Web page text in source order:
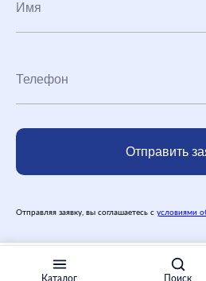
Каталог Поиск
10 869 ₽
Отправить
Отправляя заявку, вы соглашаетесь с условиями